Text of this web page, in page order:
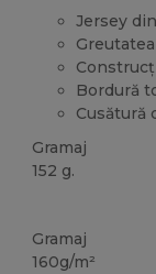
Jersey din
Bordură
Cusătură
Gramaj
152 g.
Gramaj
160g/m²